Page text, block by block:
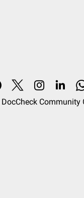
DocCheck Community